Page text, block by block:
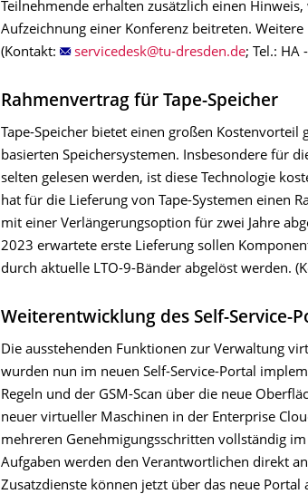
Teilnehmende erhalten zusätzlich einen
Aufzeichnung einer Konferenz beitreten.
(Kontakt:
; Tel.: HA
Rahmenvertrag für Tape-Speicher
Tape-Speicher bietet einen großen Kostenvorteil
basierten Speichersystemen. Insbesondere für
selten gelesen werden, ist diese Technologie
hat für die Lieferung von Tape-Systemen einen
mit einer Verlängerungsoption für zwei Jahre
2023 erwartete erste Lieferung sollen
durch aktuelle LTO-9-Bänder abgelöst werden.
Weiterentwicklung des Self-Service-
Die ausstehenden Funktionen zur Verwaltung
wurden nun im neuen Self-Service-Portal
Regeln und der GSM-Scan über die neue
neuer virtueller Maschinen in der Enterprise
mehreren Genehmigungsschritten vollständig
Aufgaben werden den Verantwortlichen direkt
Zusatzdienste können jetzt über das neue